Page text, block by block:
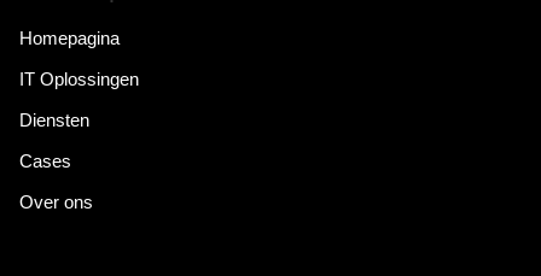
Homepagina
IT Oplossingen
Diensten
Cases
Over ons